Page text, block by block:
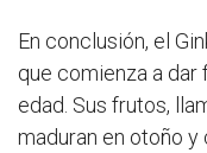
En conclusión, el
que comienza a dar
edad. Sus frutos,
maduran en otoño y